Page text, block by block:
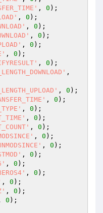
, 0 );
, 0 );
, 0 );
, 0 );
, 0 );
, 0 );
, 0 );
, 0 );
, 0 );
, 0 );
, 0 );
, 0 );
, 0 );
, 0 );
, 0 );
, 0 );
, 0 );
, 0 );
, 0 );
0 );